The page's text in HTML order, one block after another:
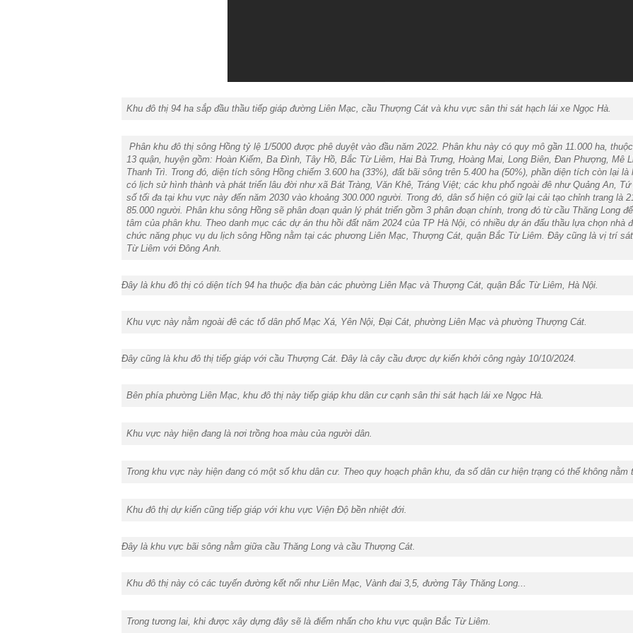
Khu đô thị 94 ha sắp đầu thầu tiếp giáp đường Liên Mạc, cầu Thượng Cát và khu vực sân thi sát hạch lái xe Ngọc Hà.
Phân khu đô thị sông Hồng tỷ lệ 1/5000 được phê duyệt vào đầu năm 2022. Phân khu này có quy mô gần 11.000 ha,
13 quận, huyện gồm: Hoàn Kiếm, Ba Đình, Tây Hồ, Bắc Từ Liêm, Hai Bà Trưng, Hoàng Mai, Long Biên, Đan Phượng, Mê
Thanh Trì. Trong đó, diện tích sông Hồng chiếm 3.600 ha (33%), đất bãi sông trên 5.400 ha (50%), phần diện tích còn lại
có lịch sử hình thành và phát triển lâu đời như xã Bát Tràng, Văn Khê, Tráng Việt; các khu phố ngoài đê như Quảng An,
số tối đa tại khu vực này đến năm 2030 vào khoảng 300.000 người. Trong đó, dân số hiện có giữ lại cải tạo chỉnh trang là
85.000 người. Phân khu sông Hồng sẽ phân đoạn quản lý phát triển gồm 3 phân đoạn chính, trong đó từ cầu Thăng Long
tâm của phân khu. Theo danh mục các dự án thu hồi đất năm 2024 của TP Hà Nội, có nhiều dự án đấu thầu lựa chọn nhà
chức năng phục vụ du lịch sông Hồng nằm tại các phương Liên Mạc, Thượng Cát, quận Bắc Từ Liêm. Đây cũng là vị trí
Từ Liêm với Đông Anh.
Đây là khu đô thị có diện tích 94 ha thuộc địa bàn các phường Liên Mạc và Thượng Cát, quận Bắc Từ Liêm, Hà Nội.
Khu vực này nằm ngoài đê các tổ dân phố Mạc Xá, Yên Nội, Đại Cát, phường Liên Mạc và phường Thượng Cát.
Đây cũng là khu đô thị tiếp giáp với cầu Thượng Cát. Đây là cây cầu được dự kiến khởi công ngày 10/10/2024.
Bên phía phường Liên Mạc, khu đô thị này tiếp giáp khu dân cư cạnh sân thi sát hạch lái xe Ngọc Hà.
Khu vực này hiện đang là nơi trồng hoa màu của người dân.
Trong khu vực này hiện đang có một số khu dân cư. Theo quy hoạch phân khu, đa số dân cư hiện trạng có thể không nằm
Khu đô thị dự kiến cũng tiếp giáp với khu vực Viện Độ bền nhiệt đới.
Đây là khu vực bãi sông nằm giữa cầu Thăng Long và cầu Thượng Cát.
Khu đô thị này có các tuyến đường kết nối như Liên Mạc, Vành đai 3,5, đường Tây Thăng Long...
Trong tương lai, khi được xây dựng đây sẽ là điểm nhấn cho khu vực quận Bắc Từ Liêm.